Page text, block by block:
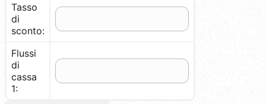
Tasso
di
sconto:
Flussi
di
cassa
1: